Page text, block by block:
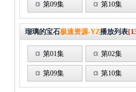
第09集 第10集
瑠璃的宝石极速资源-YZ播放列表
第01集 第02集
第09集 第10集